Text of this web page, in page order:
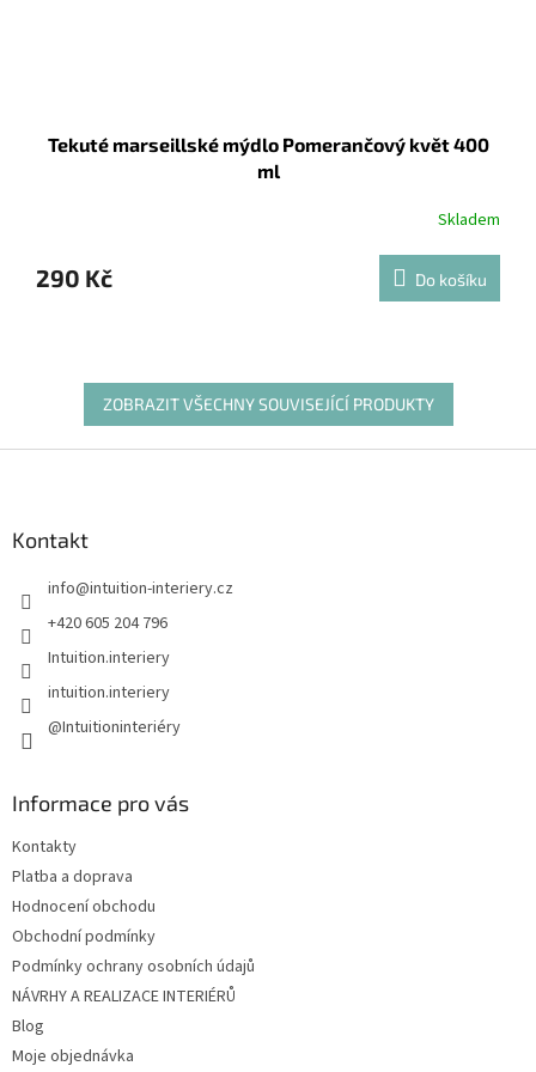
Tekuté marseillské mýdlo Pomerančový květ 400
ml
Skladem
290 Kč Do košíku
ZOBRAZIT VŠECHNY SOUVISEJÍCÍ PRODUKTY
Kontakt
info@intuition-interiery.cz
+420 605 204 796
Intuition.interiery
intuition.interiery
@Intuitioninteriéry
Informace pro vás
Kontakty
Platba a doprava
Hodnocení obchodu
Obchodní podmínky
Podmínky ochrany osobních údajů
NÁVRHY A REALIZACE INTERIÉRŮ
Blog
Moje objednávka